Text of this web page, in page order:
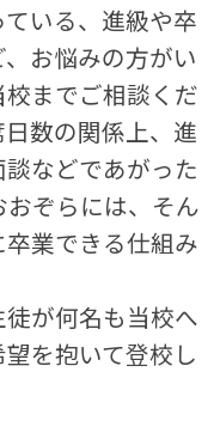
いる、進級や卒
お悩みの方がい
までご相談くだ
数の関係上、進
などであがった
ぞらには、そん
業できる仕組み
が何名も当校へ
を抱いて登校し